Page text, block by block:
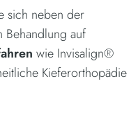
sich neben der
Behandlung auf
wie Invisalign®
Kieferorthopädie